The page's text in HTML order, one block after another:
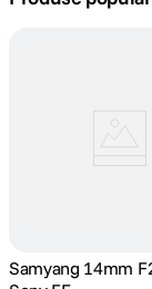
9. dji mic
Samyang 14mm